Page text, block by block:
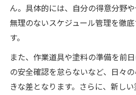
ん。具体的には、自分の得意分野や
無理のないスケジュール管理を徹
す。
また、作業道具や塗料の準備を前
の安全確認を怠らないなど、日々
きな差となります。さらに、新し